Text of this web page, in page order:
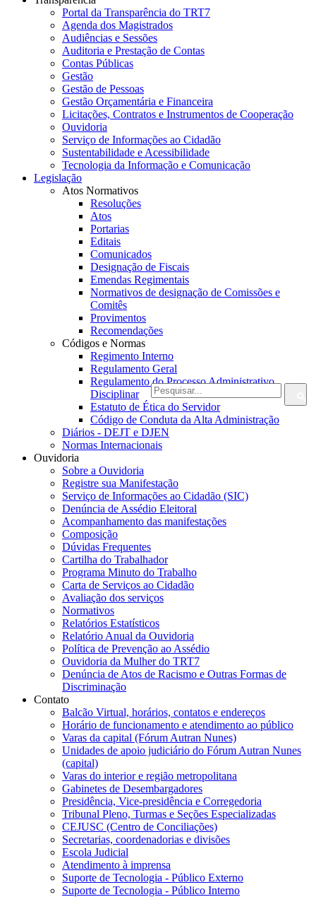
Portal da Transparência do TRT7
Agenda dos Magistrados
Audiências e Sessões
Auditoria e Prestação de Contas
Contas Públicas
Gestão
Gestão de Pessoas
Gestão Orçamentária e Financeira
Licitações, Contratos e Instrumentos de Cooperação
Ouvidoria
Serviço de Informações ao Cidadão
Sustentabilidade e Acessibilidade
Tecnologia da Informação e Comunicação
Legislação
Atos Normativos
Resoluções
Atos
Portarias
Editais
Comunicados
Designação de Fiscais
Emendas Regimentais
Normativos de designação de Comissões e
Comitês
Provimentos
Recomendações
Códigos e Normas
Regimento Interno
Regulamento Geral
Regulamento do Processo Administrativo
Disciplinar
Estatuto de Ética do Servidor
Código de Conduta da Alta Administração
Diários - DEJT e DJEN
Normas Internacionais
Ouvidoria
Sobre a Ouvidoria
Registre sua Manifestação
Serviço de Informações ao Cidadão (SIC)
Denúncia de Assédio Eleitoral
Acompanhamento das manifestações
Composição
Dúvidas Frequentes
Cartilha do Trabalhador
Programa Minuto do Trabalho
Carta de Serviços ao Cidadão
Avaliação dos serviços
Normativos
Relatórios Estatísticos
Relatório Anual da Ouvidoria
Política de Prevenção ao Assédio
Ouvidoria da Mulher do TRT7
Denúncia de Atos de Racismo e Outras Formas de
Discriminação
Contato
Balcão Virtual, horários, contatos e endereços
Horário de funcionamento e atendimento ao público
Varas da capital (Fórum Autran Nunes)
Unidades de apoio judiciário do Fórum Autran Nunes
(capital)
Varas do interior e região metropolitana
Gabinetes de Desembargadores
Presidência, Vice-presidência e Corregedoria
Tribunal Pleno, Turmas e Seções Especializadas
CEJUSC (Centro de Conciliações)
Secretarias, coordenadorias e divisões
Escola Judicial
Atendimento à imprensa
Suporte de Tecnologia - Público Externo
Suporte de Tecnologia - Público Interno